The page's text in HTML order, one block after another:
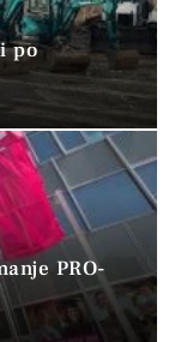
po
PRO-